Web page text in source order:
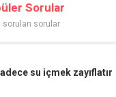
Sorular
sorulan sorular
su içmek zayıflatır